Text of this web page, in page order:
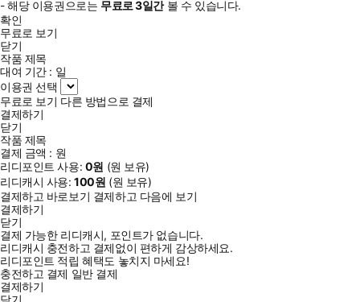
- 해당 이용권으로는 무료로3일간볼 수 있습니다.
확인
무료로 보기
닫기
작품 제목
대여 기간 : 일
이용권 선택
무료로 보기 다른 방법으로 결제
결제하기
닫기
작품 제목
결제 금액 : 원
리디포인트 사용: 0원 (원 보유)
리디캐시 사용:100원 (원 보유)
결제하고 바로보기 결제하고 다음에 보기
결제하기
닫기
결제 가능한 리디캐시, 포인트가 없습니다.
리디캐시 충전하고 결제없이 편하게 감상하세요.
리디포인트 적립 혜택도 놓치지 마세요!
충전하고 결제 일반 결제
결제하기